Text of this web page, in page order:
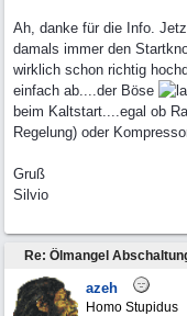
Ah, danke für die Info.
damals immer den
wirklich schon richtig
einfach ab....der Böse
beim Kaltstart....egal ob
Regelung) oder
Gruß
Silvio
azeh
Homo Stupidus